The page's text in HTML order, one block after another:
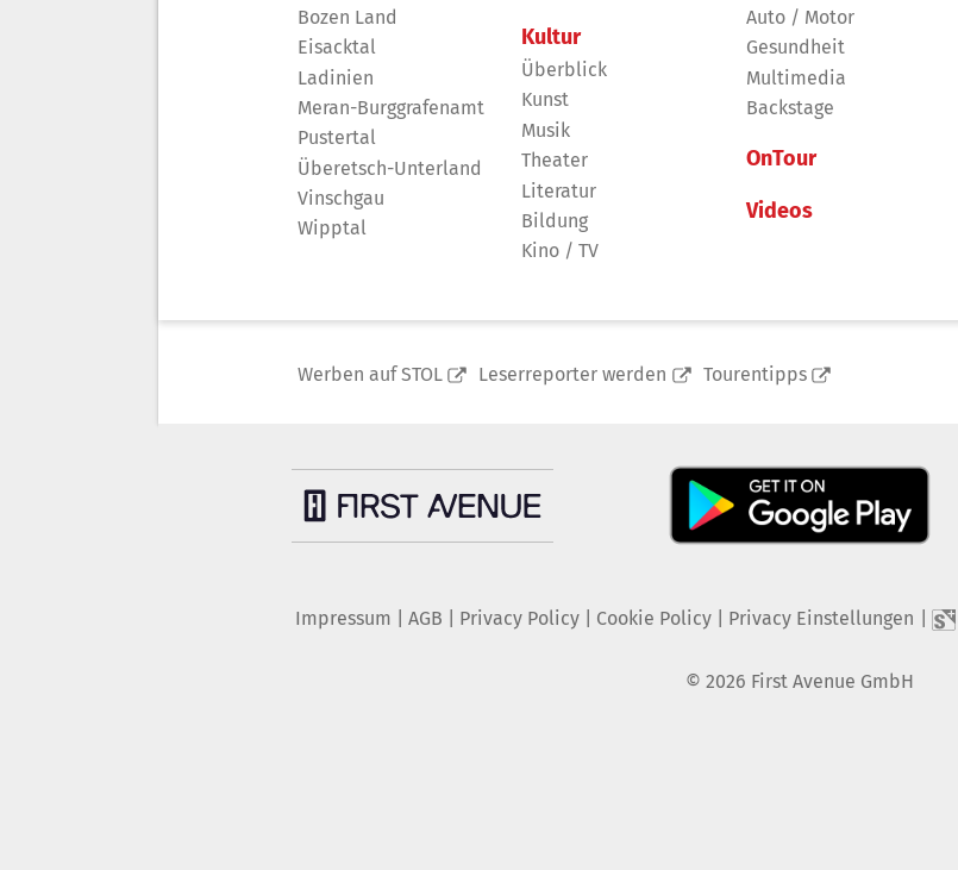
Bozen Land
Eisacktal
Ladinien
Meran-Burggrafenamt
Pustertal
Überetsch-Unterland
Vinschgau
Wipptal
Kultur
Überblick
Kunst
Musik
Theater
Literatur
Bildung
Kino / TV
Auto / Motor
Gesundheit
Multimedia
Backstage
OnTour
Videos
Werben auf STOL Leserreporter werden Tourentipps
Impressum AGB Privacy Policy| Cookie Policy| Privacy Einstellungen
© 2026 First Avenue GmbH